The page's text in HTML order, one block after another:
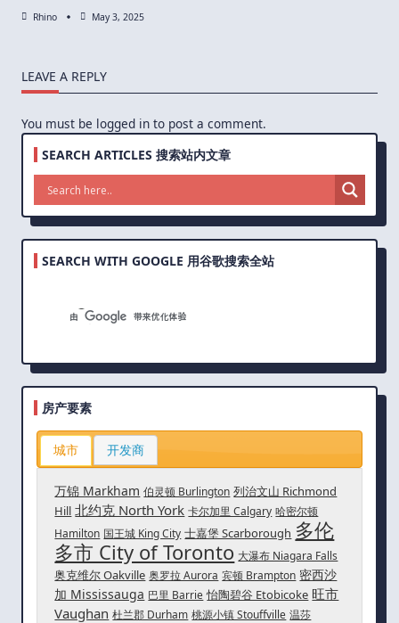
Rhino May 3, 2025
LEAVE A REPLY
You must be logged in to post a comment.
SEARCH ARTICLES 搜索站内文章
SEARCH WITH GOOGLE 用谷歌搜索全站
房产要素
城市 开发商
万锦 Markham 伯灵顿 Burlington 列治文山 Richmond
Hill 北约克 North York 卡尔加里 Calgary 哈密尔顿
Hamilton 国王城 King City 士嘉堡 Scarborough 多伦
多市 City of Toronto 大瀑布 Niagara Falls
奥克维尔 Oakville 奥罗拉 Aurora 宾顿 Brampton 密西沙
加 Mississauga 巴里 Barrie 怡陶碧谷 Etobicoke 旺市
Vaughan 杜兰郡 Durham 桃源小镇 Stouffville 温莎